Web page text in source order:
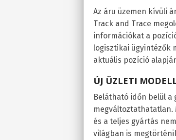
Az áru üzemen kívüli
Track and Trace
információkat a
logisztikai ügyintézők
aktuális pozíció
ÚJ ÜZLETI
Belátható időn belül a
megváltoztathatatlan.
és a teljes gyártás
világban is